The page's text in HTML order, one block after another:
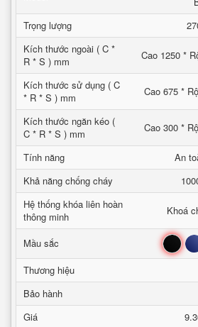
Trọng lượng
Kích thước ngoài ( C *
R * S ) mm
Cao 1250 *
Kích thước sử dụng ( C
* R * S ) mm
Cao 675 *
Kích thước ngăn kéo (
C * R * S ) mm
Cao 300 *
Tính năng
An
Khả năng chống cháy
Hệ thống khóa liên hoàn
thông minh
Khoá
Mầu sắc Đen
Thương hiệu
Bảo hành
Giá